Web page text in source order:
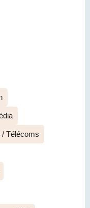
/ Télécoms